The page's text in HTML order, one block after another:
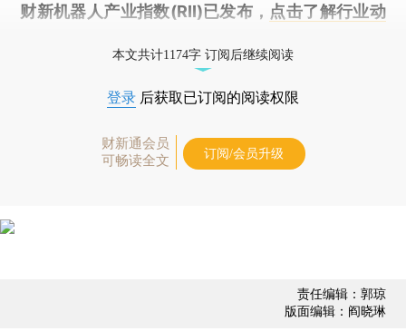
财新机器人产业指数(RII)已发布， 点击了解行业动
本文共计1174字 订阅后继续阅读
登录 后获取已订阅的阅读权限
财新通会员
可畅读全文
订阅/会员升级
责任编辑：郭琼
版面编辑：阎晓琳